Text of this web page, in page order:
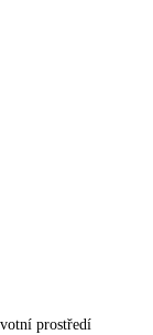
prostředí